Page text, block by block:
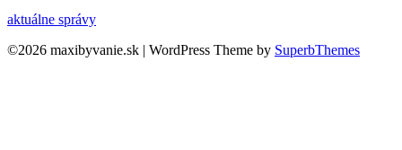
aktuálne správy
©2026 maxibyvanie.sk | WordPress Theme by SuperbThemes